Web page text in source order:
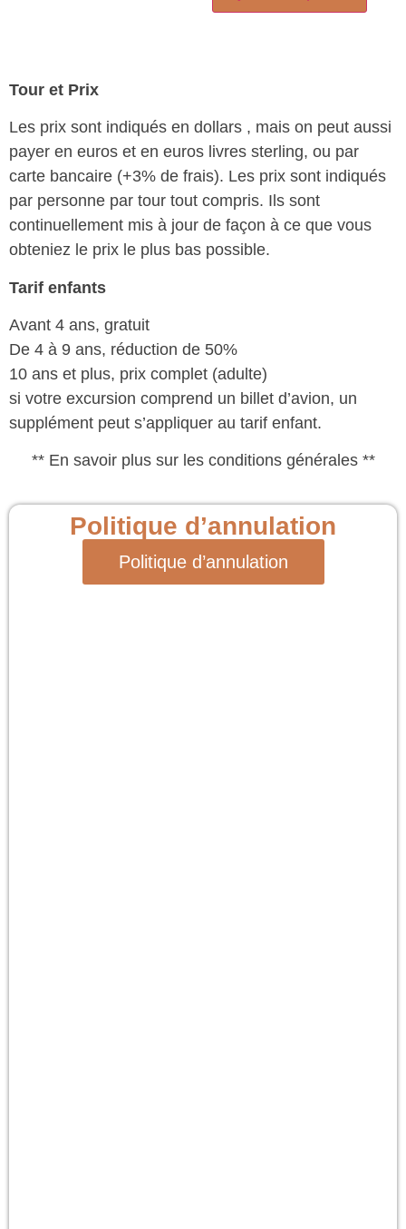
Tour et Prix
Les prix sont indiqués en dollars , mais on peut aussi
payer en euros et en euros livres sterling, ou par
carte bancaire (+3% de frais). Les prix sont indiqués
par personne par tour tout compris. Ils sont
continuellement mis à jour de façon à ce que vous
obteniez le prix le plus bas possible.
Tarif enfants
Avant 4 ans, gratuit
De 4 à 9 ans, réduction de 50%
10 ans et plus, prix complet (adulte)
si votre excursion comprend un billet d’avion, un
supplément peut s’appliquer au tarif enfant.
** En savoir plus sur les conditions générales **
Politique d’annulation
Politique d’annulation